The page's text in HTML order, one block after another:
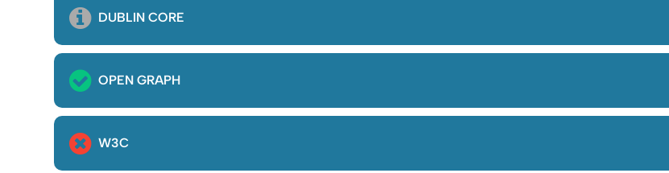
DUBLIN CORE
OPEN GRAPH
W3C